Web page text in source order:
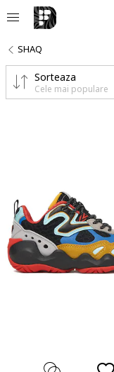
SHAQ
Sorteaza
Cele mai populare